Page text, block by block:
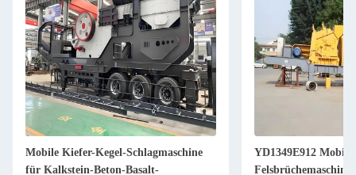
Mobile Kiefer-Kegel-Schlagmaschine
für Kalkstein-Beton-Basalt-
YD1349E912
Felsbrüchemaschine